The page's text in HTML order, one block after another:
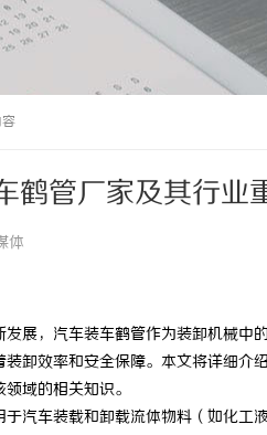
鹤管厂家及其行业
体
发展，汽车装车鹤管作为装卸机械
卸效率和安全保障。本文将详细
域的相关知识。
汽车装载和卸载流体物料（如化